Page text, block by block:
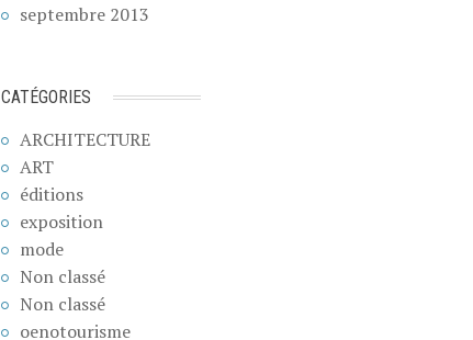
septembre 2013
CATÉGORIES
ARCHITECTURE
ART
éditions
exposition
mode
Non classé
Non classé
oenotourisme